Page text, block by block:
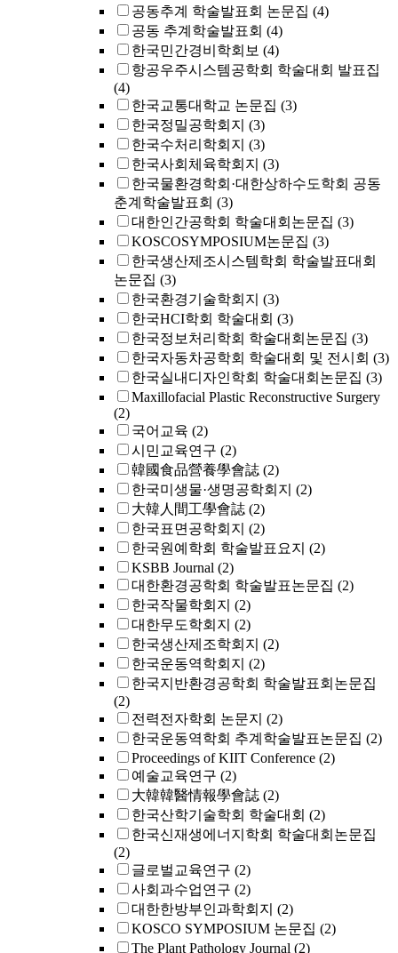
공동추계 학술발표회 논문집 (4)
공동 추계학술발표회 (4)
한국민간경비학회보 (4)
항공우주시스템공학회 학술대회 발표집
(4)
한국교통대학교 논문집 (3)
한국정밀공학회지 (3)
한국수처리학회지 (3)
한국사회체육학회지 (3)
한국물환경학회·대한상하수도학회 공동
춘계학술발표회 (3)
대한인간공학회 학술대회논문집 (3)
KOSCOSYMPOSIUM논문집 (3)
한국생산제조시스템학회 학술발표대회
논문집 (3)
한국환경기술학회지 (3)
한국HCI학회 학술대회 (3)
한국정보처리학회 학술대회논문집 (3)
한국자동차공학회 학술대회 및 전시회 (3)
한국실내디자인학회 학술대회논문집 (3)
Maxillofacial Plastic Reconstructive Surgery
(2)
국어교육 (2)
시민교육연구 (2)
韓國食品營養學會誌 (2)
한국미생물·생명공학회지 (2)
大韓人間工學會誌 (2)
한국표면공학회지 (2)
한국원예학회 학술발표요지 (2)
KSBB Journal (2)
대한환경공학회 학술발표논문집 (2)
한국작물학회지 (2)
대한무도학회지 (2)
한국생산제조학회지 (2)
한국운동역학회지 (2)
한국지반환경공학회 학술발표회논문집
(2)
전력전자학회 논문지 (2)
한국운동역학회 추계학술발표논문집 (2)
Proceedings of KIIT Conference (2)
예술교육연구 (2)
大韓韓醫情報學會誌 (2)
한국산학기술학회 학술대회 (2)
한국신재생에너지학회 학술대회논문집
(2)
글로벌교육연구 (2)
사회과수업연구 (2)
대한한방부인과학회지 (2)
KOSCO SYMPOSIUM 논문집 (2)
The Plant Pathology Journal (2)